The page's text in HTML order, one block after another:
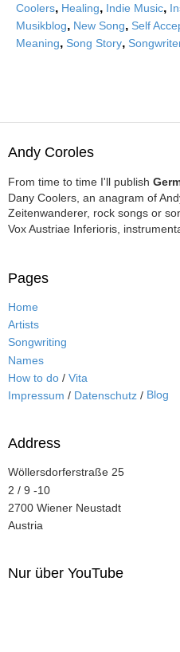
Coolers, Healing, Indie Music,
Musikblog, New Song, Self
Meaning, Song Story,
Andy Coroles
From time to time I'll publish
Dany Coolers, an anagram of
Zeitenwanderer, rock songs or
Vox Austriae Inferioris,
Pages
Home
Artists
Songwriting
Names
How to do / Vita
Impressum / Datenschutz / Blog
Address
Wöllersdorferstraße 25
2 / 9 -10
2700 Wiener Neustadt
Austria
Nur über YouTube